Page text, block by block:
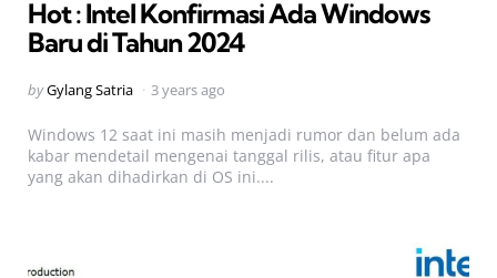
Hot : Intel Konfirmasi Ada Windows
Baru di Tahun 2024
Posted
byGylang Satria 3 years ago
Windows 12 saat ini masih menjadi rumor dan belum ada
kabar mendetail mengenai tanggal rilis, atau fitur apa
yang akan dihadirkan di OS ini....